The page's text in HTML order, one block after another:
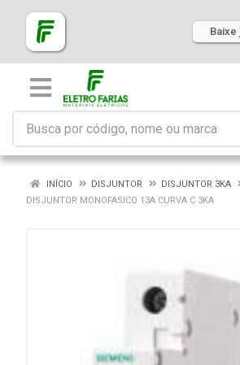
Baixe
INÍCIO DISJUNTOR
DISJUNTOR 3KA
DISJUNTOR MONOFASICO 13A CURVA C 3KA